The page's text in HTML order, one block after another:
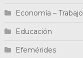
Economía – Trabajo
Educación
Efemérides